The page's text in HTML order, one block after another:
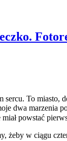
To
dwa
powstać
żeby w ciągu